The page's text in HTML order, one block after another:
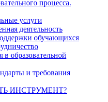
процесса.
услуги
деятельность
обучающихся
образовательной
и требования
ИНСТРУМЕНТ?